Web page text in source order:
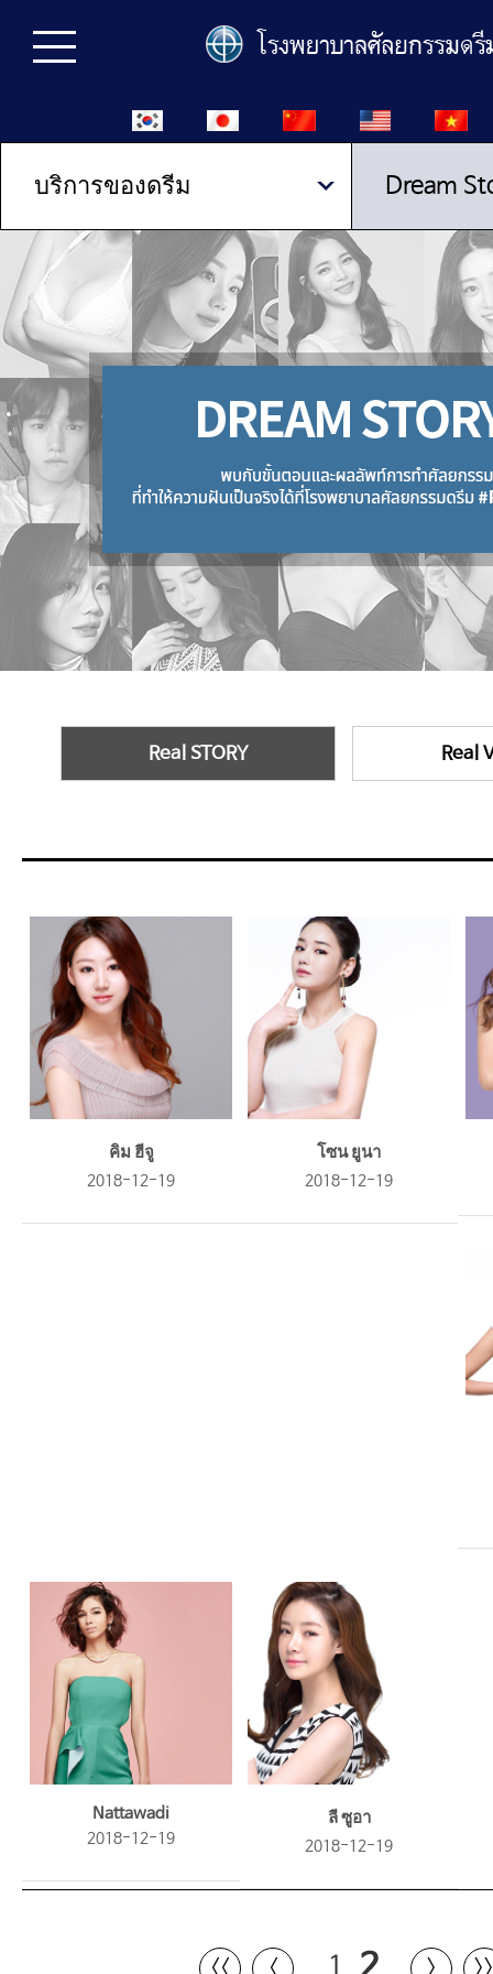
บริการของดรีม Dream
Real STORY Real
คิม ฮีจู
2018-12-19
โซน ยูนา
2018-12-19
Nattawadi
2018-12-19
ลี ซูอา
2018-12-19
〈〈 〈 1 〉 〉〉